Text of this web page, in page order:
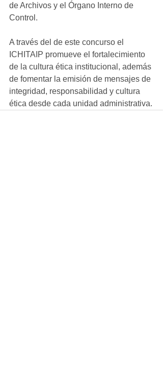
de Archivos y el Órgano Interno de
Control.
A través del de este concurso el
ICHITAIP promueve el fortalecimiento
de la cultura ética institucional, además
de fomentar la emisión de mensajes de
integridad, responsabilidad y cultura
ética desde cada unidad administrativa.